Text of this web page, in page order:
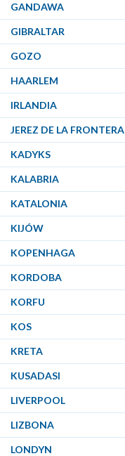
GANDAWA
GIBRALTAR
GOZO
HAARLEM
IRLANDIA
JEREZ DE LA FRONTERA
KADYKS
KALABRIA
KATALONIA
KIJÓW
KOPENHAGA
KORDOBA
KORFU
KOS
KRETA
KUSADASI
LIVERPOOL
LIZBONA
LONDYN